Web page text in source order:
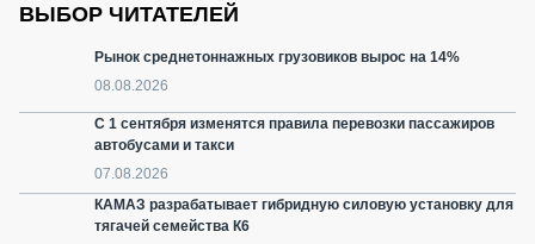
ВЫБОР ЧИТАТЕЛЕЙ
Рынок среднетоннажных грузовиков вырос на 14%
08.08.2026
С 1 сентября изменятся правила перевозки пассажиров
автобусами и такси
07.08.2026
КАМАЗ разрабатывает гибридную силовую установку для
тягачей семейства К6